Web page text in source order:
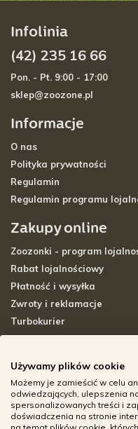
Informacje
O nas
Polityka prywatności
Regulamin
Regulamin programu
Zakupy online
Zoozonki - program
Rabat lojalnościowy
Płatność i wysyłka
Zwroty i reklamacje
Turbokurier
Adresy sklepów
Godziny otwarcia sklepów
Aplikacja zoozone.pl
Zwroty i reklamacje
Infolinia
(42) 235 16 66
Pon. - Pt. 9:00 - 17:00
sklep@zoozone.pl
Używamy plików cookie
Możemy je zamieścić w celu
odwiedzających, ulepszenia
spersonalizowanych treści i
doświadczenia na stronie